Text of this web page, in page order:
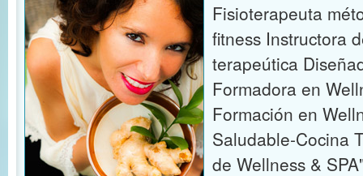
Fisioterapeuta
fitness Instructora
terapeútica
Formadora en
Formación en
Saludable-Cocina
de Wellness &